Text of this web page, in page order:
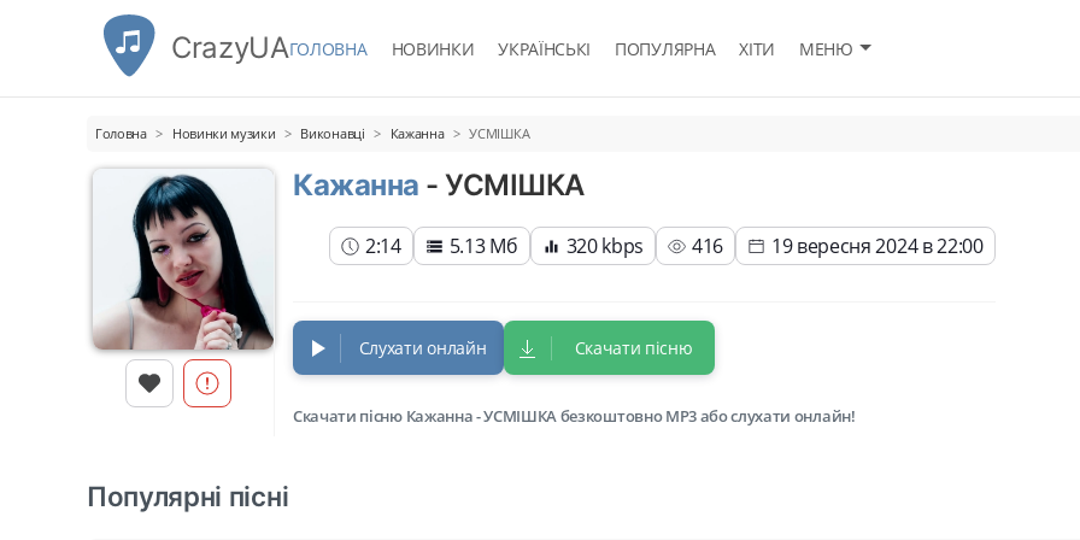
CrazyUAГОЛОВНА НОВИНКИ УКРАЇНСЬКІ ПОПУЛЯРНА ХІТИ МЕНЮ
Головна Новинки музики Виконавці Кажанна УСМІШКА
Кажанна - УСМІШКА
2:14 5.13 Мб 320 kbps 416 19 вересня 2024 в 22:00
Слухати онлайн Скачати пісню
Скачати пісню Кажанна - УСМІШКА безкоштовно MP3 або слухати онлайн!
Популярні пісні